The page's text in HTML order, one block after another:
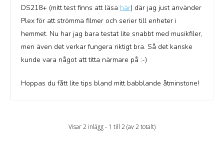
DS218+ (mitt test finns att läsa här) där jag just använder
Plex för att strömma filmer och serier till enheter i
hemmet. Nu har jag bara testat lite snabbt med musikfiler,
men även det verkar fungera riktigt bra. Så det kanske
kunde vara något att titta närmare på :-)
Hoppas du fått lite tips bland mitt babblande åtminstone!
Visar 2 inlägg - 1 till 2 (av 2 totalt)